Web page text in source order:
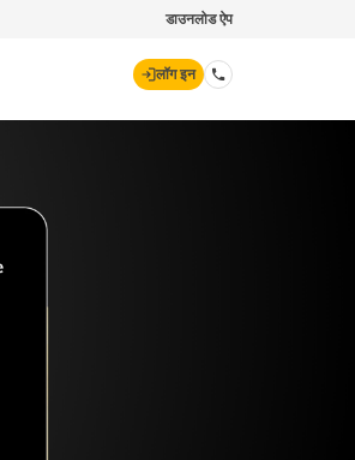
डाउनलोड ऐप
लॉग इन